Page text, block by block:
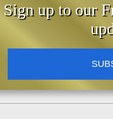
Sign up to our